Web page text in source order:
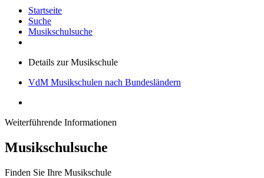
Startseite
Suche
Musikschulsuche
Details zur Musikschule
VdM Musikschulen nach Bundesländern
Weiterführende Informationen
Musikschulsuche
Finden Sie Ihre Musikschule